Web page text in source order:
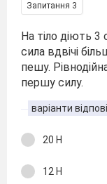
Запитання 3
На тіло діють
сила вдвічі
пешу.
першу силу.
варіанти
20 Н
12 Н